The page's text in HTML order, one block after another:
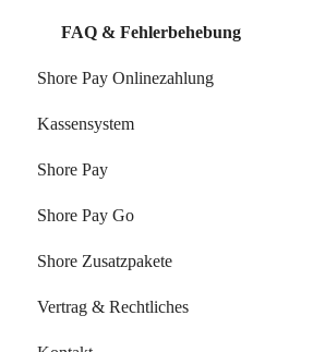
FAQ & Fehlerbehebung
Shore Pay Onlinezahlung
Einrichtung & Aktivierung
Zahlungsoptionen & Funktionen
Kassensystem
Dein Start mit der Shore Kasse
Dein Account & Zugang
Produkte & Inventar
Kunden & Benutzer
Shore Pay
Erste Schritte
FAQs - Fragen & Antworten zu
Shore Pay Go
Shore Zusatzpakete
Onlineshop
Vertrag & Rechtliches